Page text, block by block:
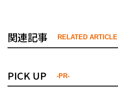
関連記事 RELATED ARTICLE
PICK UP -PR-